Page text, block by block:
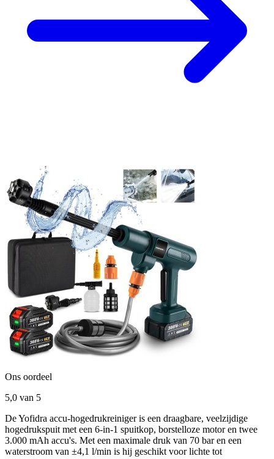
Ons oordeel
5,0 van 5
De Yofidra accu-hogedrukreiniger is een draagbare, veelzijdige
hogedrukspuit met een 6-in-1 spuitkop, borstelloze motor en twee
3.000 mAh accu's. Met een maximale druk van 70 bar en een
waterstroom van ±4,1 l/min is hij geschikt voor lichte tot